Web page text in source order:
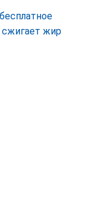
сжигает жир